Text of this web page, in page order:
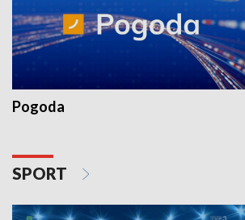
Pogoda
SPORT